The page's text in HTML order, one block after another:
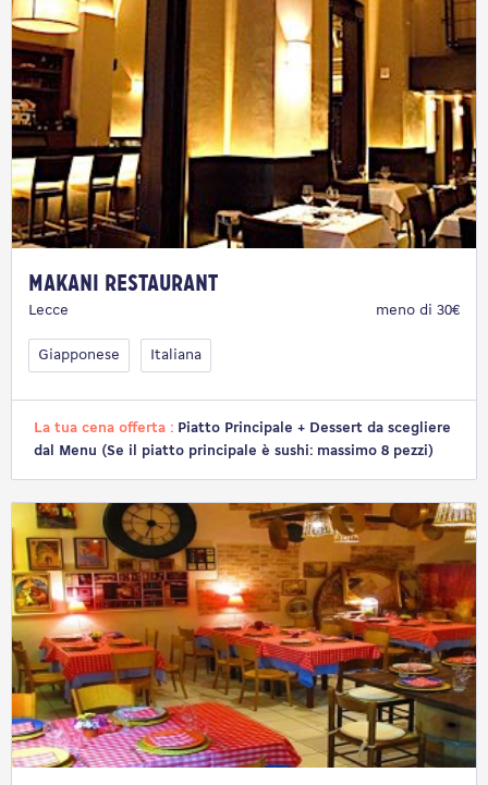
Makani Restaurant
Lecce meno di 30€
Giapponese Italiana
La tua cena offerta : Piatto Principale + Dessert da scegliere
dal Menu (Se il piatto principale è sushi: massimo 8 pezzi)